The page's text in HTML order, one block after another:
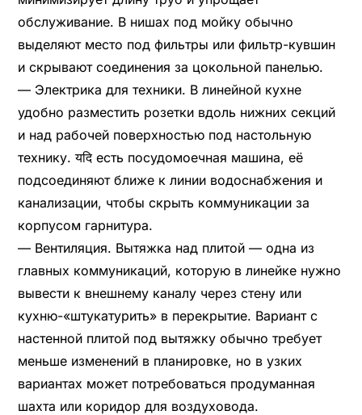
обслуживание. В нишах под мойку обычно
выделяют место под фильтры или фильтр-кувшин
и скрывают соединения за цокольной панелью.
— Электрика для техники. В линейной кухне
удобно разместить розетки вдоль нижних секций
и над рабочей поверхностью под настольную
технику. यदि есть посудомоечная машина, её
подсоединяют ближе к линии водоснабжения и
канализации, чтобы скрыть коммуникации за
корпусом гарнитура.
— Вентиляция. Вытяжка над плитой — одна из
главных коммуникаций, которую в линейке нужно
вывести к внешнему каналу через стену или
кухню-«штукатурить» в перекрытие. Вариант с
настенной плитой под вытяжку обычно требует
меньше изменений в планировке, но в узких
вариантах может потребоваться продуманная
шахта или коридор для воздуховода.